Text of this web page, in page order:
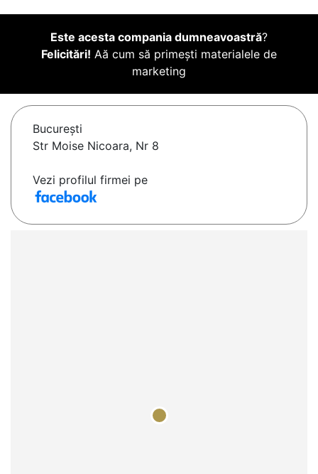
Este acesta compania dumneavoastră?
Felicitări! Aă cum să primești materialele de
marketing
Bucureşti
Str Moise Nicoara, Nr 8
Vezi profilul firmei pe